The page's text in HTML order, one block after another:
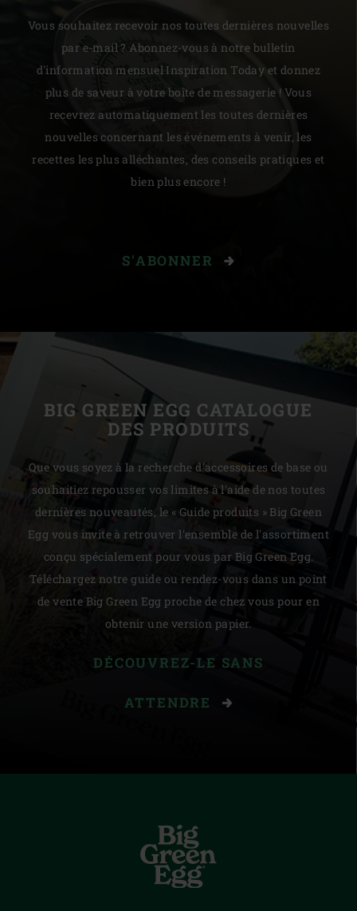
Vous souhaitez recevoir nos toutes dernières nouvelles
par e-mail ? Abonnez-vous à notre bulletin
d'information mensuel Inspiration Today et donnez
plus de saveur à votre boîte de messagerie ! Vous
recevrez automatiquement les toutes dernières
nouvelles concernant les événements à venir, les
recettes les plus alléchantes, des conseils pratiques et
bien plus encore !
S'ABONNER
BIG GREEN EGG CATALOGUE
DES PRODUITS
Que vous soyez à la recherche d'accessoires de base ou
souhaitiez repousser vos limites à l'aide de nos toutes
dernières nouveautés, le « Guide produits » Big Green
Egg vous invite à retrouver l'ensemble de l'assortiment
conçu spécialement pour vous par Big Green Egg.
Téléchargez notre guide ou rendez-vous dans un point
de vente Big Green Egg proche de chez vous pour en
obtenir une version papier.
DÉCOUVREZ-LE SANS
ATTENDRE